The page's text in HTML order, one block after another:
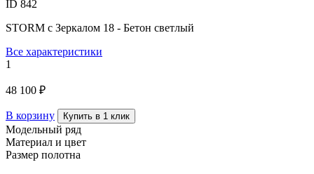
ID 842
STORM с Зеркалом 18 - Бетон светлый
Все характеристики
1
48 100 ₽
В корзину Купить в 1 клик
Модельный ряд
Материал и цвет
Размер полотна